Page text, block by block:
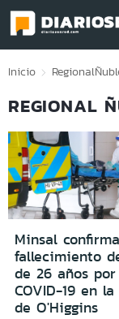
Click acá para ir
Inicio Regional
REGIONAL
Minsal confirma
fallecimiento
de 26 años por
COVID-19 en
de O'Higgins